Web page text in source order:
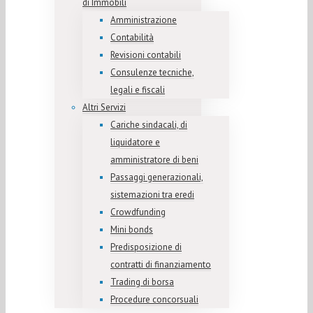
di Immobili
Amministrazione
Contabilità
Revisioni contabili
Consulenze tecniche,
legali e fiscali
Altri Servizi
Cariche sindacali, di
liquidatore e
amministratore di beni
Passaggi generazionali,
sistemazioni tra eredi
Crowdfunding
Mini bonds
Predisposizione di
contratti di finanziamento
Trading di borsa
Procedure concorsuali